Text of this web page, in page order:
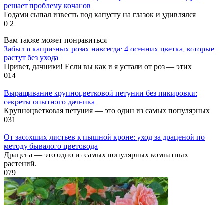
решает проблему кочанов
Годами сыпал известь под капусту на глазок и удивлялся
0 2
Вам также может понравиться
Забыл о капризных розах навсегда: 4 осенних цветка, которые
растут без ухода
Привет, дачники! Если вы как и я устали от роз — этих
014
Выращивание крупноцветковой петунии без пикировки:
секреты опытного дачника
Крупноцветковая петуния — это один из самых популярных
031
От засохших листьев к пышной кроне: уход за драценой по
методу бывалого цветовода
Драцена — это одно из самых популярных комнатных
растений.
079